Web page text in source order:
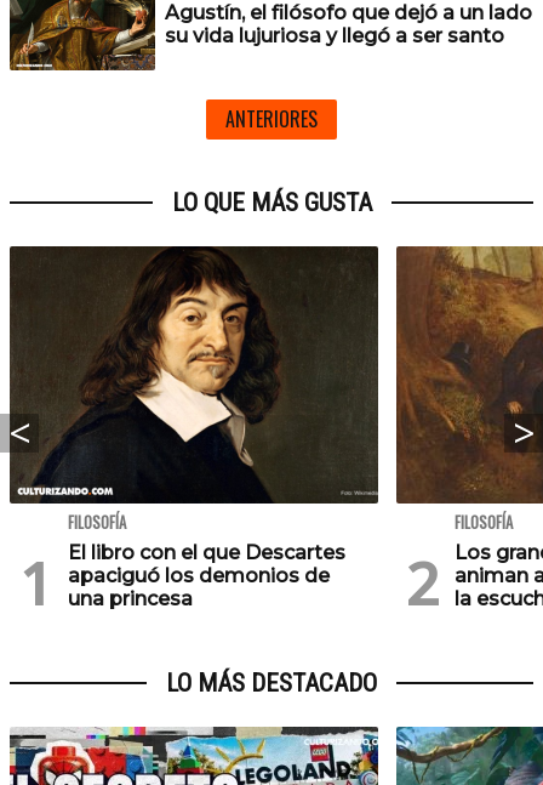
Agustín, el filósofo que dejó a un lado
su vida lujuriosa y llegó a ser santo
ANTERIORES
LO QUE MÁS GUSTA
FILOSOFÍA
El libro con el que Descartes
apaciguó los demonios de
una princesa
FILOSOFÍA
Los
animan
la
LO MÁS DESTACADO